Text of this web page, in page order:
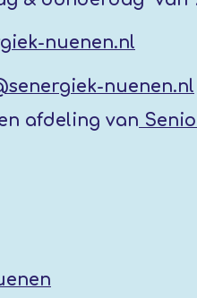
nuenen.nl
nuenen.nl
afdeling van